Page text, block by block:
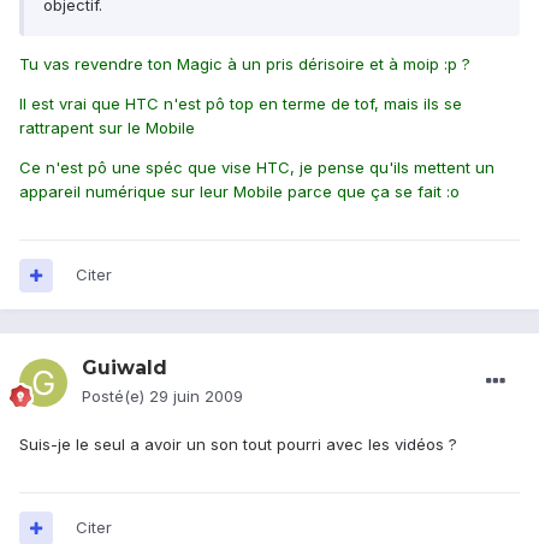
objectif.
Tu vas revendre ton Magic à un pris dérisoire et à moip :p ?
Il est vrai que HTC n'est pô top en terme de tof, mais ils se
rattrapent sur le Mobile
Ce n'est pô une spéc que vise HTC, je pense qu'ils mettent un
appareil numérique sur leur Mobile parce que ça se fait :o
Citer
Guiwald
Posté(e) 29 juin 2009
Suis-je le seul a avoir un son tout pourri avec les vidéos ?
Citer